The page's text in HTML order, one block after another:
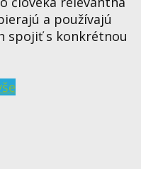
a používajú
spojiť s konkrétnou